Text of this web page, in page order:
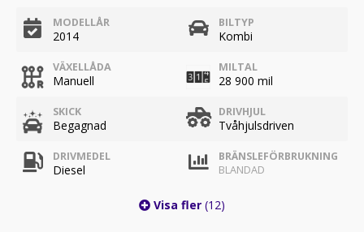
MODELLÅR
2014
BILTYP
Kombi
VÄXELLÅDA
Manuell
MILTAL
28 900 mil
SKICK
Begagnad
DRIVHJUL
Tvåhjulsdriven
DRIVMEDEL
Diesel
BRÄNSLEFÖRBRUKNING
BLANDAD
Visa fler (12)